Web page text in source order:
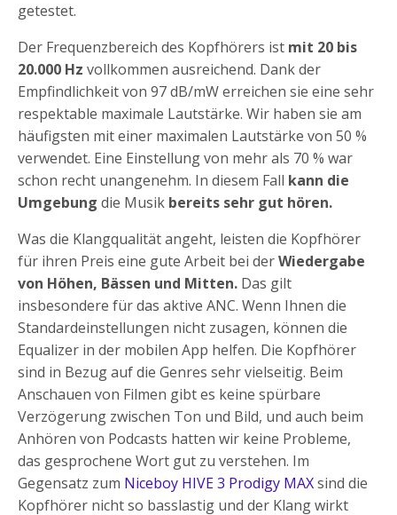
getestet.
Der Frequenzbereich des Kopfhörers ist mit 20 bis
20.000 Hz vollkommen ausreichend. Dank der
Empfindlichkeit von 97 dB/mW erreichen sie eine sehr
respektable maximale Lautstärke. Wir haben sie am
häufigsten mit einer maximalen Lautstärke von 50 %
verwendet. Eine Einstellung von mehr als 70 % war
schon recht unangenehm. In diesem Fall kann die
Umgebung die Musik bereits sehr gut hören.
Was die Klangqualität angeht, leisten die Kopfhörer
für ihren Preis eine gute Arbeit bei derWiedergabe
von Höhen, Bässen und Mitten. Das gilt
insbesondere für das aktive ANC. Wenn Ihnen die
Standardeinstellungen nicht zusagen, können die
Equalizer in der mobilen App helfen. Die Kopfhörer
sind in Bezug auf die Genres sehr vielseitig. Beim
Anschauen von Filmen gibt es keine spürbare
Verzögerung zwischen Ton und Bild, und auch beim
Anhören von Podcasts hatten wir keine Probleme,
das gesprochene Wort gut zu verstehen. Im
Gegensatz zum Niceboy HIVE 3 Prodigy MAXsind die
Kopfhörer nicht so basslastig und der Klang wirkt